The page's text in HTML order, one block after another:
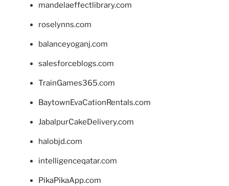
mandelaeffectlibrary.com
roselynns.com
balanceyoganj.com
salesforceblogs.com
TrainGames365.com
BaytownEvaCationRentals.com
JabalpurCakeDelivery.com
halobjd.com
intelligenceqatar.com
PikaPikaApp.com